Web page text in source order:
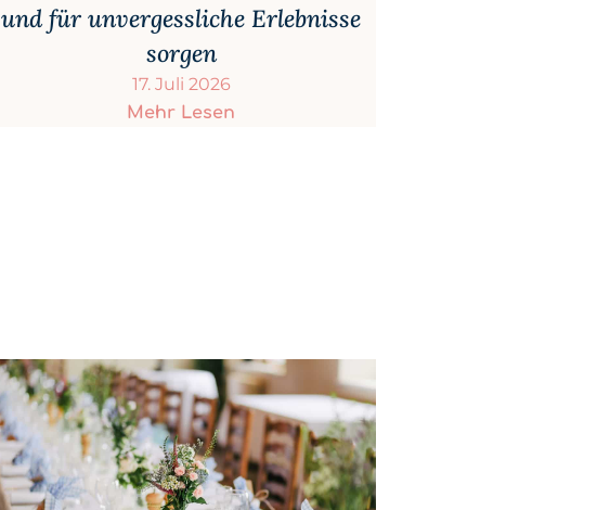
und für unvergessliche Erlebnisse
sorgen
17. Juli 2026
Mehr Lesen